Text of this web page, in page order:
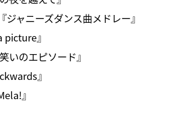
ャニーズダンス曲メドレー』
』
いのエピソード』
』
』